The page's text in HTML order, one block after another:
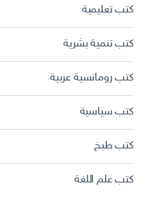
كتب تعليمية
كتب تنمية بشرية
كتب رومانسية عربية
كتب سياسية
كتب طبخ
كتب علم اللغة